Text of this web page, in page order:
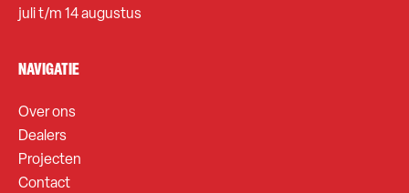
juli t/m 14 augustus
NAVIGATIE
Over ons
Dealers
Projecten
Contact